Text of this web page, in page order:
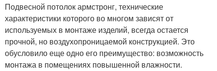
Подвесной потолок армстронг, технические
характеристики которого во многом зависят от
используемых в монтаже изделий, всегда остается
прочной, но воздухопроницаемой конструкцией. Это
обусловило еще одно его преимущество: возможность
монтажа в помещениях повышенной влажности.